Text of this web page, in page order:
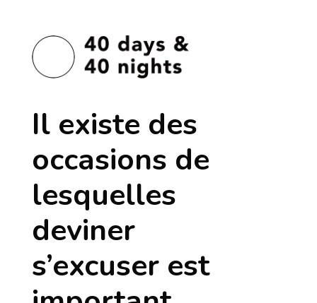
Il existe des
occasions de
lesquelles
deviner
s’excuser est